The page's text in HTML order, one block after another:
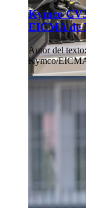
Kymco
EICMA de
Autor del texto:
Kymco/